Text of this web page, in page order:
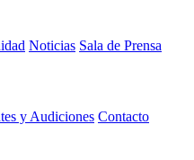
Noticias Sala de Prensa
y Audiciones Contacto